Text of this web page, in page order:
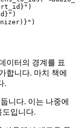
"
"
"
이터의 경계를 표
합니다. 마치 책에
.
니다. 이는 나중에
도입니다.